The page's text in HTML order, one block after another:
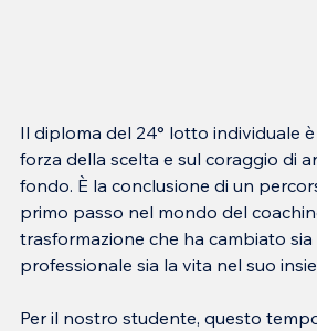
Il diploma del 24° lotto individuale
forza della scelta e sul coraggio di
fondo. È la conclusione di un
primo passo nel mondo del
trasformazione che ha cambiato sia
professionale sia la vita nel suo
Per il nostro studente, questo